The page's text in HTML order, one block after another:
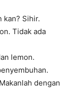
kan? Sihir.
Tidak ada
lemon.
dengan